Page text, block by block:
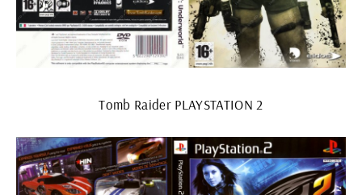
Tomb Raider PLAYSTATION 2